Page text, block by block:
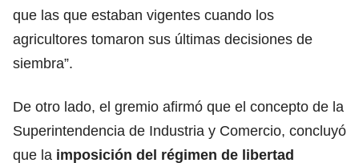
que las que estaban vigentes cuando los
agricultores tomaron sus últimas decisiones de
siembra”.
De otro lado, el gremio afirmó que el concepto de la
Superintendencia de Industria y Comercio, concluyó
que la imposición del régimen de libertad